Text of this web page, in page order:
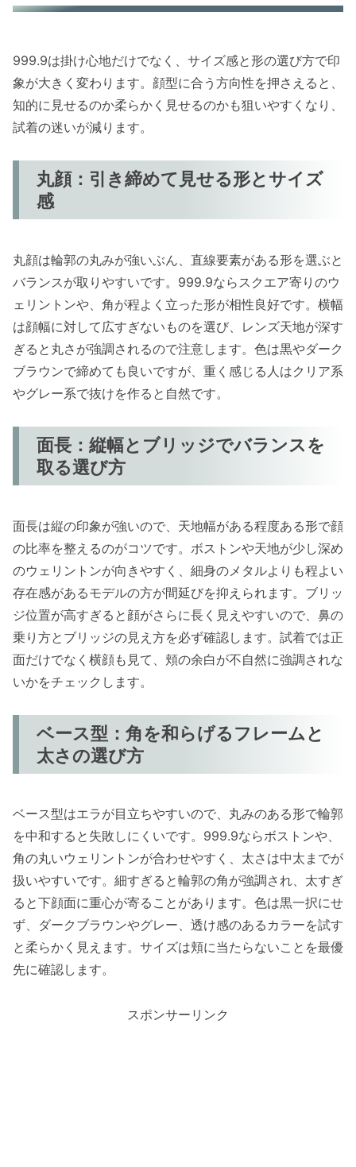
999.9は掛け心地だけでなく、サイズ感と形の選び方で印
象が大きく変わります。顔型に合う方向性を押さえると、
知的に見せるのか柔らかく見せるのかも狙いやすくなり、
試着の迷いが減ります。
丸顔：引き締めて見せる形とサイズ
感
丸顔は輪郭の丸みが強いぶん、直線要素がある形を選ぶと
バランスが取りやすいです。999.9ならスクエア寄りのウ
ェリントンや、角が程よく立った形が相性良好です。横幅
は顔幅に対して広すぎないものを選び、レンズ天地が深す
ぎると丸さが強調されるので注意します。色は黒やダーク
ブラウンで締めても良いですが、重く感じる人はクリア系
やグレー系で抜けを作ると自然です。
面長：縦幅とブリッジでバランスを
取る選び方
面長は縦の印象が強いので、天地幅がある程度ある形で顔
の比率を整えるのがコツです。ボストンや天地が少し深め
のウェリントンが向きやすく、細身のメタルよりも程よい
存在感があるモデルの方が間延びを抑えられます。ブリッ
ジ位置が高すぎると顔がさらに長く見えやすいので、鼻の
乗り方とブリッジの見え方を必ず確認します。試着では正
面だけでなく横顔も見て、頬の余白が不自然に強調されな
いかをチェックします。
ベース型：角を和らげるフレームと
太さの選び方
ベース型はエラが目立ちやすいので、丸みのある形で輪郭
を中和すると失敗しにくいです。999.9ならボストンや、
角の丸いウェリントンが合わせやすく、太さは中太までが
扱いやすいです。細すぎると輪郭の角が強調され、太すぎ
ると下顔面に重心が寄ることがあります。色は黒一択にせ
ず、ダークブラウンやグレー、透け感のあるカラーを試す
と柔らかく見えます。サイズは頬に当たらないことを最優
先に確認します。
スポンサーリンク